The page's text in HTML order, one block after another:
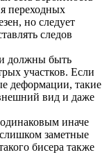
переходных
но следует
следов
должны быть
участков. Если
деформации, такие
вид и даже
иначе
заметные
бисера также